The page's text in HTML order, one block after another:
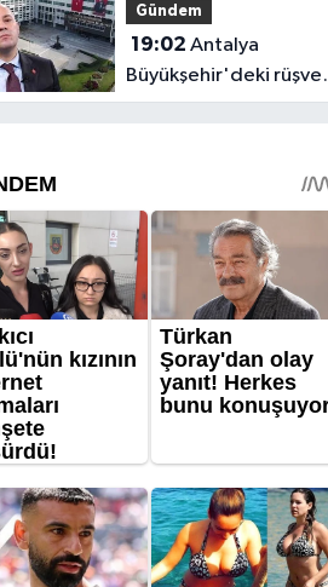
Ortak akıl sürecine
destek verdi
Gündem
19:02
Büyükşehir'deki rüşvet
soruşturmasında 2